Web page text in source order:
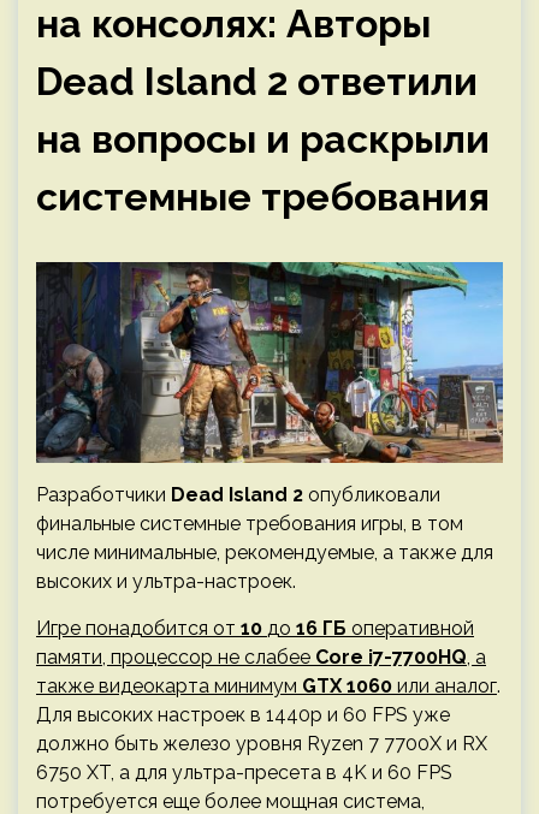
на консолях: Авторы
Dead Island 2 ответили
на вопросы и раскрыли
системные требования
Разработчики Dead Island 2 опубликовали
финальные системные требования игры, в том
числе минимальные, рекомендуемые, а также для
высоких и ультра-настроек.
Игре понадобится от 10 до 16 ГБ оперативной
памяти, процессор не слабее Core i7-7700HQ, а
также видеокарта минимум GTX 1060 или аналог.
Для высоких настроек в 1440p и 60 FPS уже
должно быть железо уровня Ryzen 7 7700X и RX
6750 XT, а для ультра-пресета в 4K и 60 FPS
потребуется еще более мощная система,